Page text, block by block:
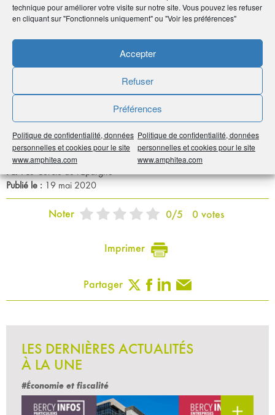
technique pour améliorer votre visite sur notre site. Vous pouvez les refuser
en cliquant sur "Fonctionnels uniquement" ou "Voir les préférences"
Accepter
Refuser
Préférences
Politique de confidentialité, données
personnelles et cookies pour le site
www.amphitea.com
Politique de confidentialité, données
personnelles et cookies pour le site
www.amphitea.com
En savoirplus
Mensuel du Cercle de l'Épargne - n°73 mai
Le Cercle de l'Épargne
Par :Le Cercle de l'Épargne
Publié le : 19 mai 2020
Noter 0/5 0votes
Imprimer
Partager
LES DERNIÈRES ACTUALITÉS
À LA UNE
#Économie et fiscalité